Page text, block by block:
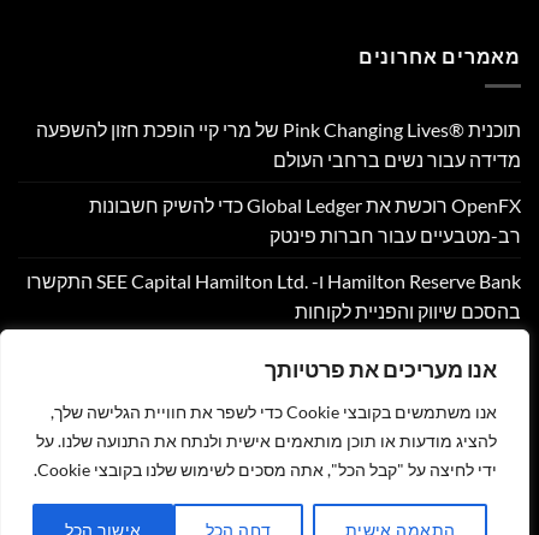
אנו מעריכים את פרטיותך
אנו משתמשים בקובצי Cookie כדי לשפר את חוויית הגלישה שלך,
להציג מודעות או תוכן מותאמים אישית ולנתח את התנועה שלנו. על
ידי לחיצה על "קבל הכל", אתה מסכים לשימוש שלנו בקובצי Cookie.
התאמה אישית דחה הכל אישור הכל
מאמרים אחרונים
תוכנית Pink Changing Lives®‎ של מרי קיי הופכת חזון להשפעה
מדידה עבור נשים ברחבי העולם
OpenFX רוכשת את Global Ledger כדי להשיק חשבונות
רב-מטבעיים עבור חברות פינטק
Hamilton Reserve Bank ו- SEE Capital Hamilton Ltd.‎ התקשרו
בהסכם שיווק והפניית לקוחות
Corpay Cross-Border מונתה לשותפת המט"ח הרשמית של
Ultimate Sevens